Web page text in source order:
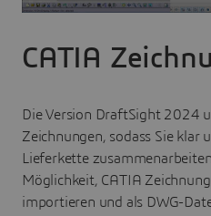
CATIA
Die Version DraftSight 2024
Zeichnungen, sodass Sie klar
Lieferkette
Möglichkeit, CATIA
importieren und als DWG-